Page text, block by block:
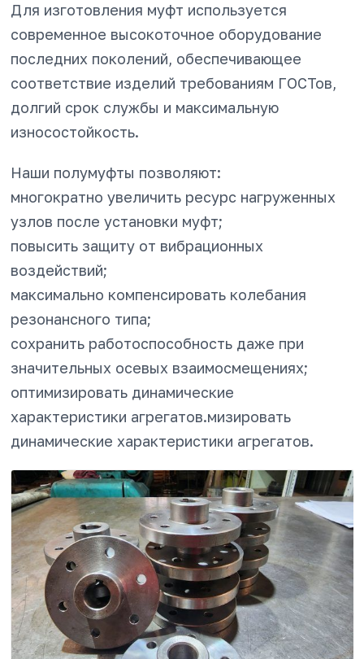
Для изготовления муфт используется
современное высокоточное оборудование
последних поколений, обеспечивающее
соответствие изделий требованиям ГОСТов,
долгий срок службы и максимальную
износостойкость.
Наши полумуфты позволяют:
многократно увеличить ресурс нагруженных
узлов после установки муфт;
повысить защиту от вибрационных
воздействий;
максимально компенсировать колебания
резонансного типа;
сохранить работоспособность даже при
значительных осевых взаимосмещениях;
оптимизировать динамические
характеристики агрегатов.мизировать
динамические характеристики агрегатов.